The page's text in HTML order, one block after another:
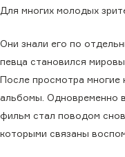
Для многих молодых
Они знали его по
певца становился
После просмотра многие
альбомы. Одновременно
фильм стал поводом
которыми связаны